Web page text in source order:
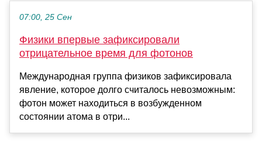
07:00, 25 Сен
Физики впервые зафиксировали
отрицательное время для фотонов
Международная группа физиков зафиксировала
явление, которое долго считалось невозможным:
фотон может находиться в возбужденном
состоянии атома в отри...